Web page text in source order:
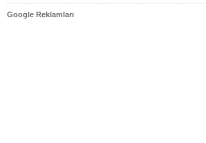
Google Reklamları